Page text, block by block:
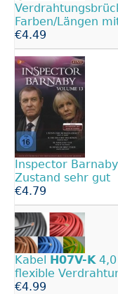
Farben/Längen
€4.49
Inspector Barnaby
Zustand sehr gut
€4.79
Kabel H07V-K
flexible
€4.99